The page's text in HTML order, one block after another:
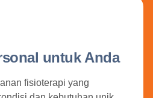
untuk Anda
fisioterapi yang